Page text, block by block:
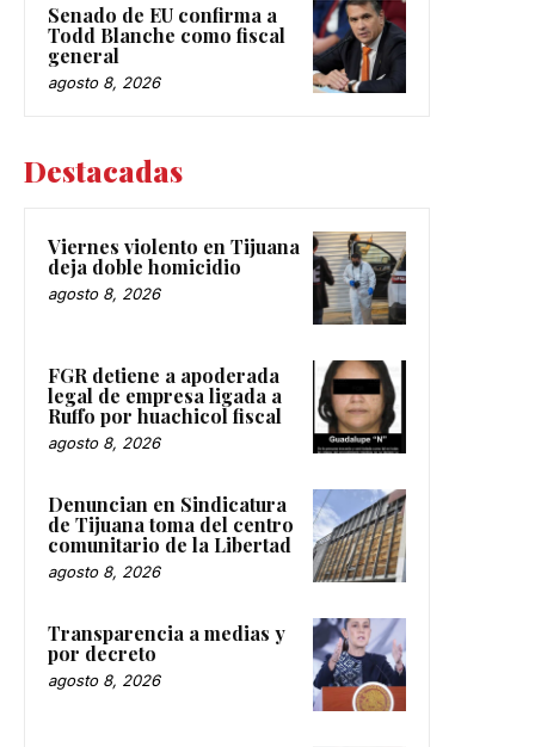
Senado de EU confirma a
Todd Blanche como fiscal
general
agosto 8, 2026
Destacadas
Viernes violento en Tijuana
deja doble homicidio
agosto 8, 2026
FGR detiene a apoderada
legal de empresa ligada a
Ruffo por huachicol fiscal
agosto 8, 2026
Denuncian en Sindicatura
de Tijuana toma del centro
comunitario de la Libertad
agosto 8, 2026
Transparencia a medias y
por decreto
agosto 8, 2026